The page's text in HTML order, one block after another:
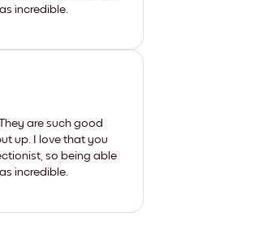
incredible.
are such good
up. I love that you
so being able
incredible.